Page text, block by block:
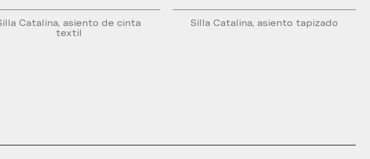
Catalina, asiento de cinta
textil
Silla Catalina, asiento tapizado